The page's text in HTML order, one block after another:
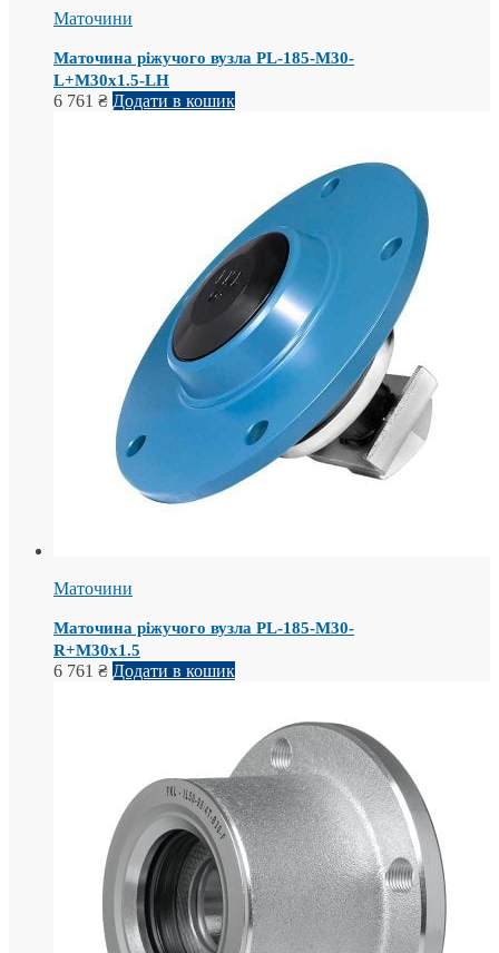
Маточини
Маточина ріжучого вузла PL-185-M30-
L+M30x1.5-LH
6 761 ₴ Додати в кошик
Маточини
Маточина ріжучого вузла PL-185-M30-
R+M30x1.5
6 761 ₴ Додати в кошик